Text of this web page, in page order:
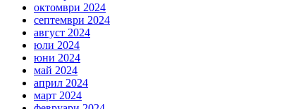
октомври 2024
септември 2024
август 2024
юли 2024
юни 2024
май 2024
април 2024
март 2024